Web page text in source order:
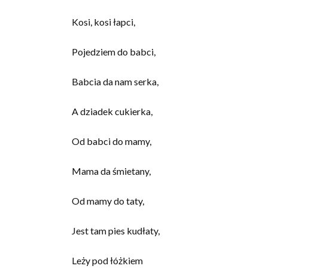
Kosi, kosi łapci,
Pojedziem do babci,
Babcia da nam serka,
A dziadek cukierka,
Od babci do mamy,
Mama da śmietany,
Od mamy do taty,
Jest tam pies kudłaty,
Leży pod łóżkiem